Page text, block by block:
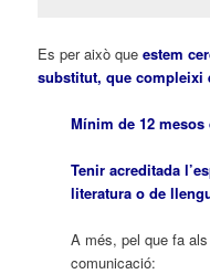
Es per això queestem
substitut, que compleixi
Mínim de 12
Tenir acreditada
literatura o de
A més, pel que fa
comunicació: